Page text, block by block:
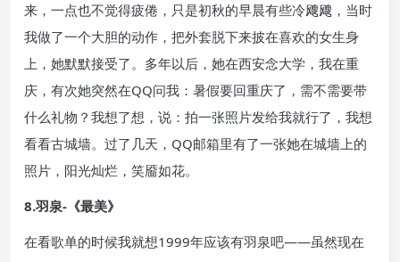
来，一点也不觉得疲倦，只是初秋的早晨有些冷飕飕，当时
我做了一个大胆的动作，把外套脱下来披在喜欢的女生身
上，她默默接受了。多年以后，她在西安念大学，我在重
庆，有次她突然在QQ问我：暑假要回重庆了，需不需要带
什么礼物？我想了想，说：拍一张照片发给我就行了，我想
看看古城墙。过了几天，QQ邮箱里有了一张她在城墙上的
照片，阳光灿烂，笑靥如花。
8.羽泉-《最美》
在看歌单的时候我就想1999年应该有羽泉吧——虽然现在